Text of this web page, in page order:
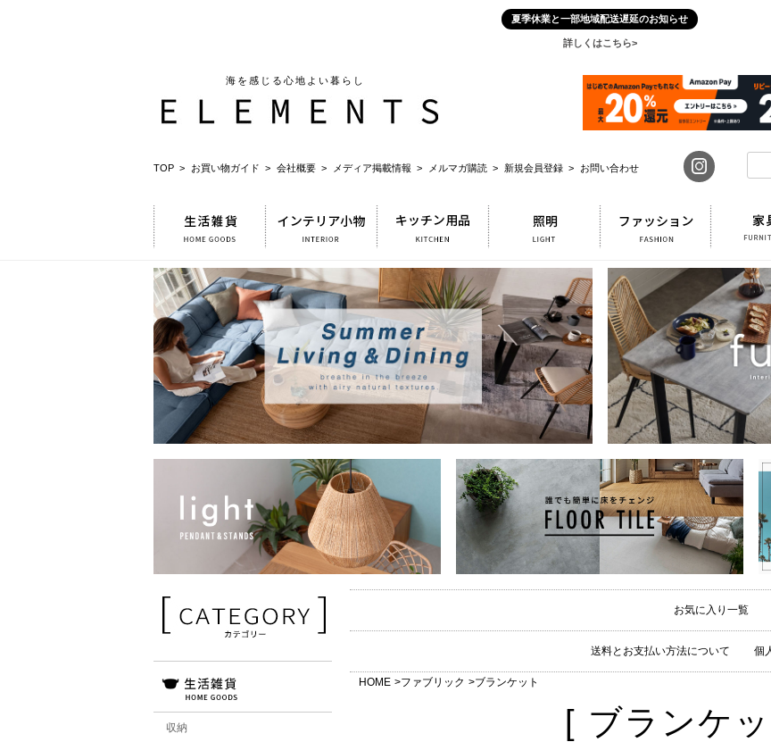
夏季休業と一部地域配送遅延のお知らせ
詳しくはこちら>
海を感じる心地よい暮らし
TOP > お買い物ガイド > 会社概要 > メディア掲載情報 > メルマガ購読 > 新規会員登録 > お問い合わせ
収納
お気に入り一覧
送料とお支払い方法について 個
HOME ファブリック ブランケット
[ ブランケ